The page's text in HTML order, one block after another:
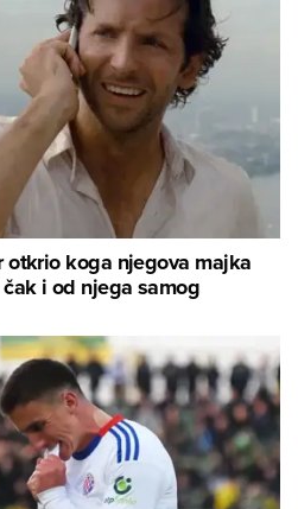
otkrio koga njegova majka
i od njega samog